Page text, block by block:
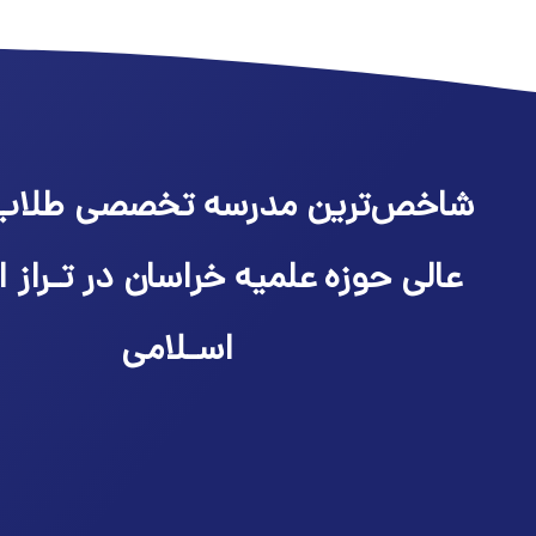
شاخص‌ترین مدرسه تخصصی
عالی حوزه علمیه خراسان در تـراز
اسـلامی